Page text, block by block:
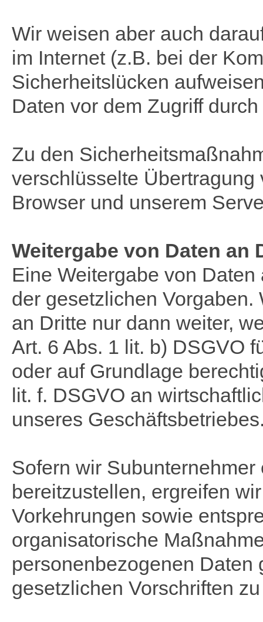
Wir weisen aber auch
im Internet (z.B. bei der
Sicherheitslücken
Daten vor dem Zugriff
Zu den
verschlüsselte
Browser und unserem
Weitergabe von Daten an
Eine Weitergabe von
der gesetzlichen
an Dritte nur dann weiter,
Art. 6 Abs. 1 lit. b) DSGVO
oder auf Grundlage
lit. f. DSGVO an
unseres
Sofern wir
bereitzustellen, ergreifen
Vorkehrungen sowie
organisatorische
personenbezogenen
gesetzlichen Vorschriften